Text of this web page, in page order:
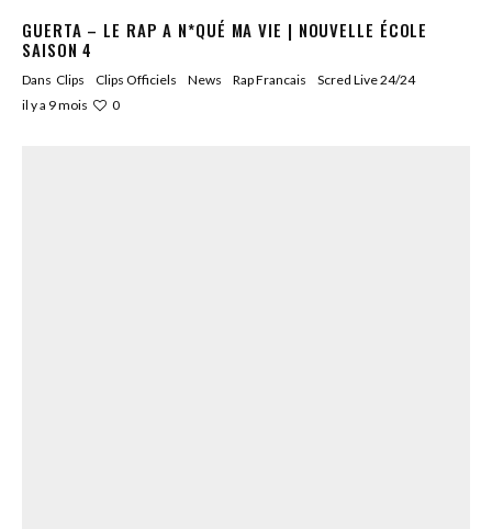
GUERTA – LE RAP A N*QUÉ MA VIE | NOUVELLE ÉCOLE
SAISON 4
Dans Clips Clips Officiels News Rap Francais
Scred Live 24/24
il y a 9 mois
0